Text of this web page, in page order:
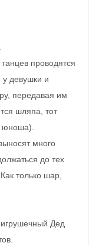
проводятся
девушки и
передавая им
шляпа, тот
юноша).
много
до тех
только шар,
Дед